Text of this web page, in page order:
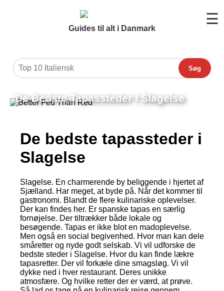
Guides til alt i Danmark
☰
Søg
De Bedste Tapassteder I Slagelse
De bedste tapassteder i
Slagelse
Slagelse. En charmerende by beliggende i hjertet af
Sjælland. Har meget, at byde på. Når det kommer til
gastronomi. Blandt de flere kulinariske oplevelser.
Der kan findes her. Er spanske tapas en særlig
fornøjelse. Der tiltrækker både lokale og
besøgende. Tapas er ikke blot en madoplevelse.
Men også en social begivenhed. Hvor man kan dele
småretter og nyde godt selskab. Vi vil udforske de
bedste steder i Slagelse. Hvor du kan finde lækre
tapasretter. Der vil forkæle dine smagsløg. Vi vil
dykke ned i hver restaurant. Deres unikke
atmosfære. Og hvilke retter der er værd, at prøve.